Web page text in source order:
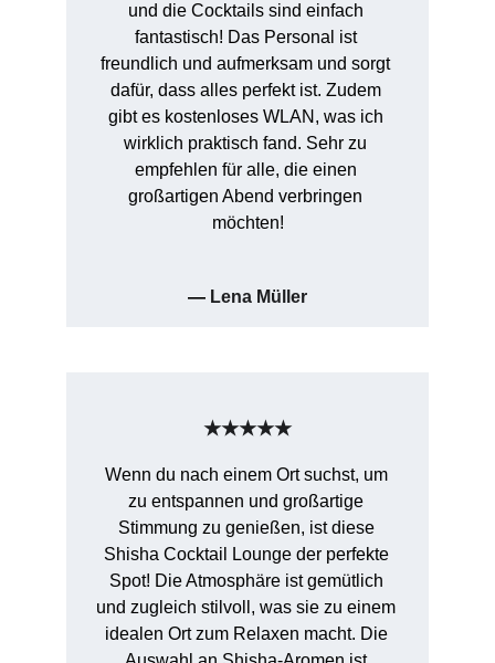
Wenn du nach einem Ort suchst, um
zu entspannen und großartige
Stimmung zu genießen, ist diese
Shisha Cocktail Lounge der perfekte
Spot! Die Atmosphäre ist gemütlich
und zugleich stilvoll, was sie zu einem
idealen Ort zum Relaxen macht. Die
und die Cocktails sind einfach
fantastisch! Das Personal ist
freundlich und aufmerksam und sorgt
dafür, dass alles perfekt ist. Zudem
gibt es kostenloses WLAN, was ich
wirklich praktisch fand. Sehr zu
empfehlen für alle, die einen
großartigen Abend verbringen
möchten!
— Lena Müller
★★★★★